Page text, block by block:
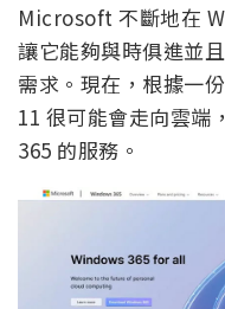
Microsoft 不斷地在
讓它能夠與時俱進並
需求。現在，根據一
11 很可能會走向雲
365 的服務。